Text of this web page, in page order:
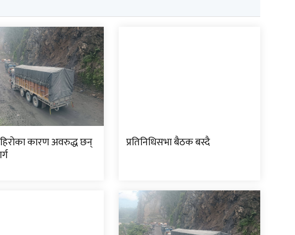
कारण अवरुद्ध छन् प्रतिनिधिसभा बैठक बस्दै